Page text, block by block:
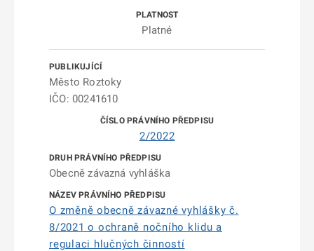
Platné
Město Roztoky
IČO: 00241610
2/2022
Obecně závazná vyhláška
O změně obecně závazné vyhlášky č.
8/2021 o ochraně nočního klidu a
regulaci hlučných činností